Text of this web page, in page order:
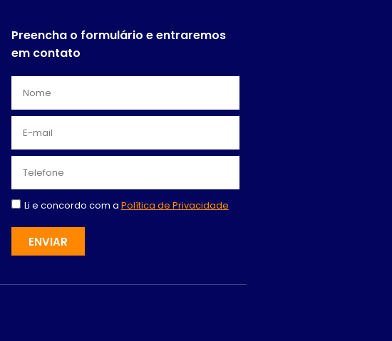
Preencha o formulário e entraremos
em contato
Li e concordo com a Política de Privacidade
ENVIAR